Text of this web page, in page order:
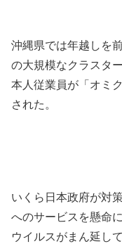
沖縄県では年越しを
の大規模なクラスタ
本人従業員が「オミ
された。
いくら日本政府が対
へのサービスを懸命
ウイルスがまん延し